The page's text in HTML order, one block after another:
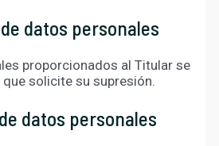
datos personales
proporcionados al Titular se
solicite su supresión.
datos personales